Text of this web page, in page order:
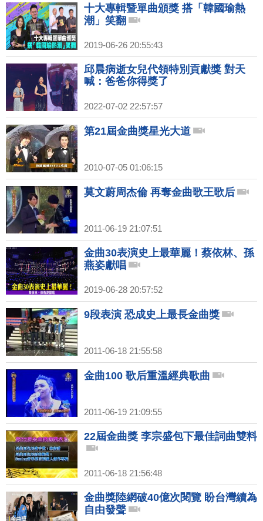
十大專輯暨單曲頒獎 搭「韓國瑜熱
潮」笑翻
2019-06-26 20:55:43
邱晨病逝女兒代領特別貢獻獎 對天
喊：爸爸你得獎了
2022-07-02 22:57:57
第21屆金曲獎星光大道
2010-07-05 01:06:15
莫文蔚周杰倫 再奪金曲歌王歌后
2011-06-19 21:07:51
金曲30表演史上最華麗！蔡依林、孫
燕姿獻唱
2019-06-28 20:57:52
9段表演 恐成史上最長金曲獎
2011-06-18 21:55:58
金曲100 歌后重溫經典歌曲
2011-06-19 21:09:55
22屆金曲獎 李宗盛包下最佳詞曲雙料
2011-06-18 21:56:48
金曲獎陸網破40億次閱覽 盼台灣續為
自由發聲